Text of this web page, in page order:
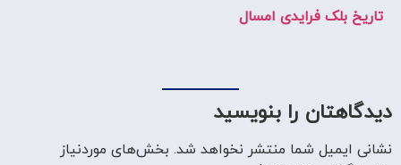
تاریخ بلک فرایدی امسال
دیدگاهتان را بنویسید
نشانی ایمیل شما منتشر نخواهد شد. بخش‌های موردنیاز